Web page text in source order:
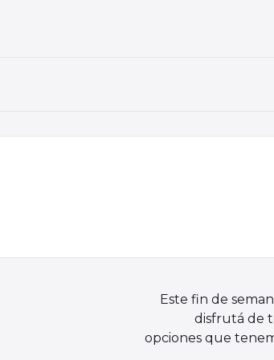
Este fin de
disfrutá de
opciones que